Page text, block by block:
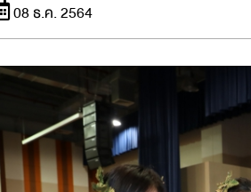
08 ธ.ค. 2564